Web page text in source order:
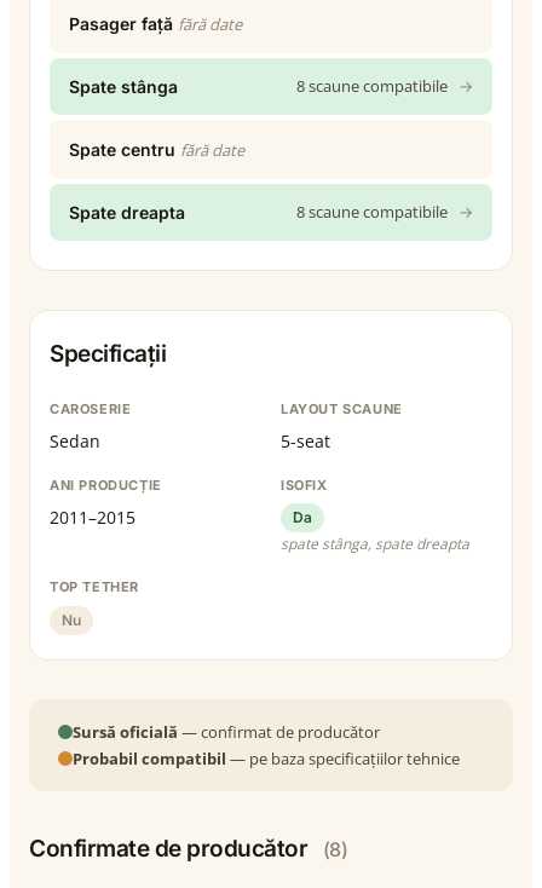
Pasager față fără date
Spate stânga 8 scaune compatibile →
Spate centru fără date
Spate dreapta 8 scaune compatibile →
Specificații
CAROSERIE
Sedan
LAYOUT SCAUNE
5-seat
ANI PRODUCȚIE
2011–2015
ISOFIX
Da
spate stânga, spate dreapta
TOP TETHER
Nu
Sursă oficială — confirmat de producător
Probabil compatibil — pe baza specificațiilor tehnice
Confirmate de producător (8)